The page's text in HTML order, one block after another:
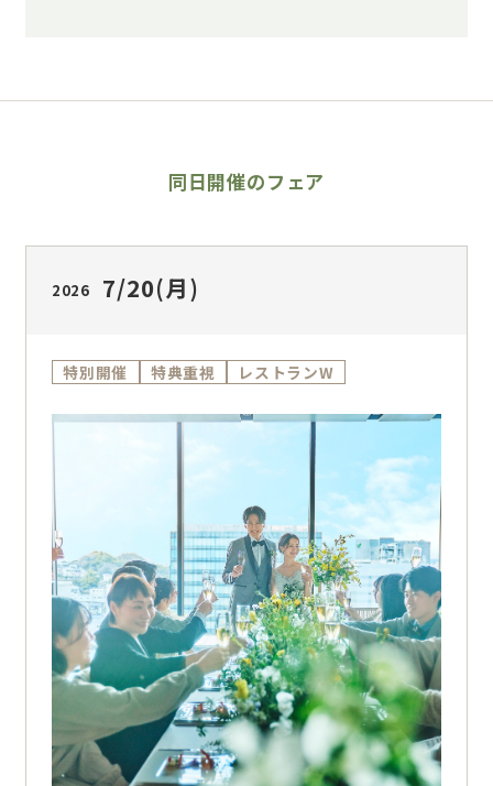
同日開催のフェア
2026 7/20(月)
特別開催 特典重視 レストランW